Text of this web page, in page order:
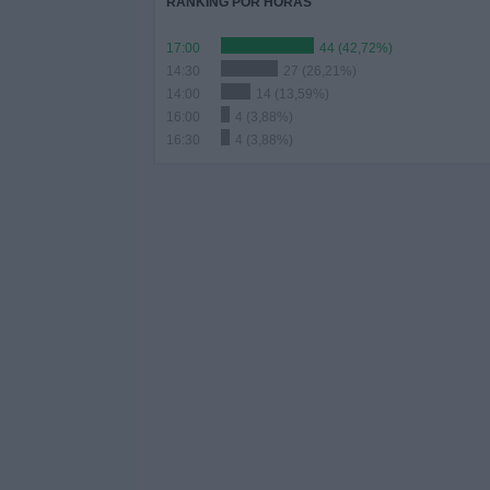
17:00
44 (42,72%)
14:30
27 (26,21%)
14 (13,59%)
16:00
4 (3,88%)
16:30
4 (3,88%)